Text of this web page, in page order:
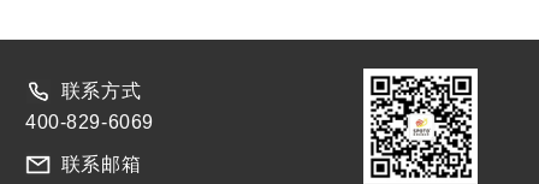
联系方式
400-829-6069
联系邮箱